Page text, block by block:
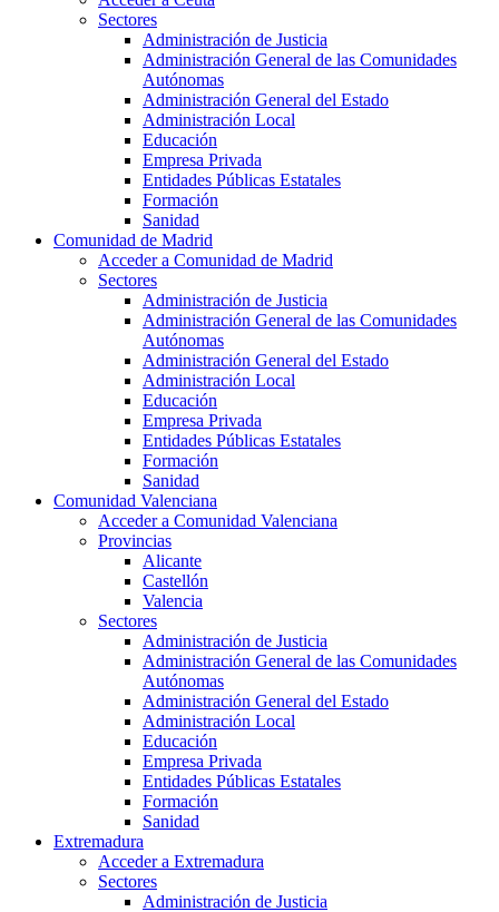
Sectores
Administración de Justicia
Administración General de las Comunidades
Autónomas
Administración General del Estado
Administración Local
Educación
Empresa Privada
Entidades Públicas Estatales
Formación
Sanidad
Comunidad de Madrid
Acceder a Comunidad de Madrid
Sectores
Administración de Justicia
Administración General de las Comunidades
Autónomas
Administración General del Estado
Administración Local
Educación
Empresa Privada
Entidades Públicas Estatales
Formación
Sanidad
Comunidad Valenciana
Acceder a Comunidad Valenciana
Provincias
Alicante
Castellón
Valencia
Sectores
Administración de Justicia
Administración General de las Comunidades
Autónomas
Administración General del Estado
Administración Local
Educación
Empresa Privada
Entidades Públicas Estatales
Formación
Sanidad
Extremadura
Acceder a Extremadura
Sectores
Administración de Justicia